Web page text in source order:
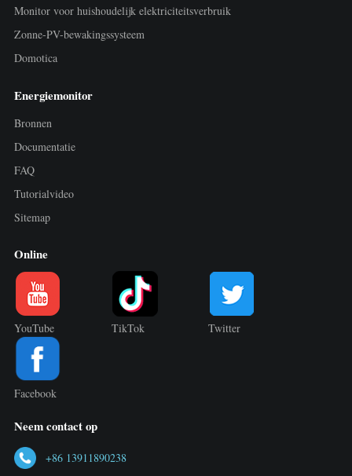
Monitor voor huishoudelijk elektriciteitsverbruik
Zonne-PV-bewakingssysteem
Domotica
Energiemonitor
Bronnen
Documentatie
FAQ
Tutorialvideo
Sitemap
Online
YouTube TikTok Twitter
Facebook
Neem contact op
+86 13911890238